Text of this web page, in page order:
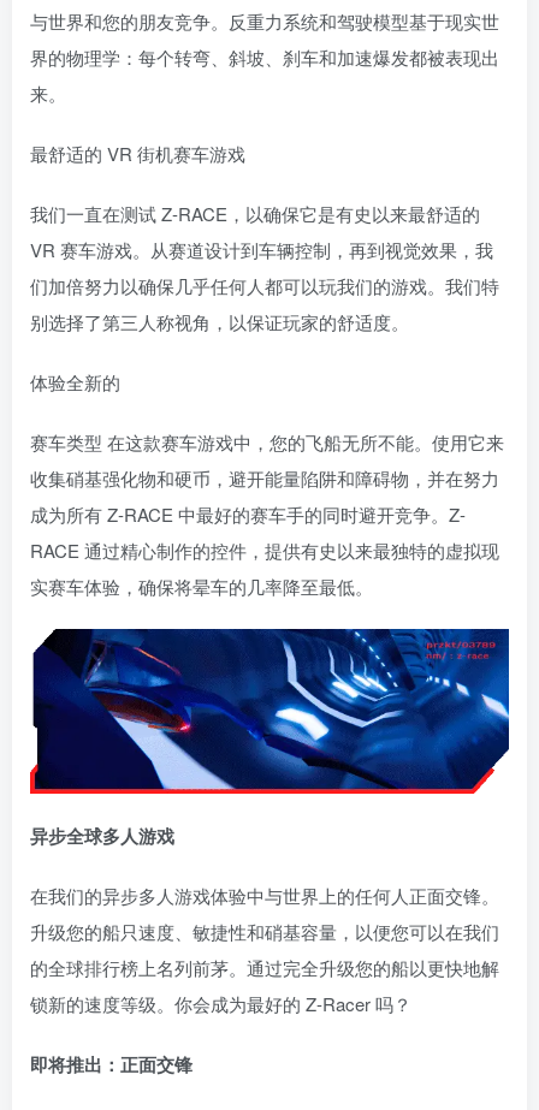
与世界和您的朋友竞争。反重力系统和驾驶模型基于现实世
界的物理学：每个转弯、斜坡、刹车和加速爆发都被表现出
来。
最舒适的 VR 街机赛车游戏
我们一直在测试 Z-RACE，以确保它是有史以来最舒适的
VR 赛车游戏。从赛道设计到车辆控制，再到视觉效果，我
们加倍努力以确保几乎任何人都可以玩我们的游戏。我们特
别选择了第三人称视角，以保证玩家的舒适度。
体验全新的
赛车类型 在这款赛车游戏中，您的飞船无所不能。使用它来
收集硝基强化物和硬币，避开能量陷阱和障碍物，并在努力
成为所有 Z-RACE 中最好的赛车手的同时避开竞争。Z-
RACE 通过精心制作的控件，提供有史以来最独特的虚拟现
实赛车体验，确保将晕车的几率降至最低。
异步全球多人游戏
在我们的异步多人游戏体验中与世界上的任何人正面交锋。
升级您的船只速度、敏捷性和硝基容量，以便您可以在我们
的全球排行榜上名列前茅。通过完全升级您的船以更快地解
锁新的速度等级。你会成为最好的 Z-Racer 吗？
即将推出：正面交锋